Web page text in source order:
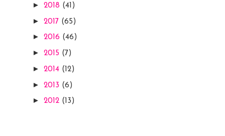
► 2018 (41)
► 2017 (65)
► 2016 (46)
► 2015 (7)
► 2014 (12)
► 2013 (6)
► 2012 (13)